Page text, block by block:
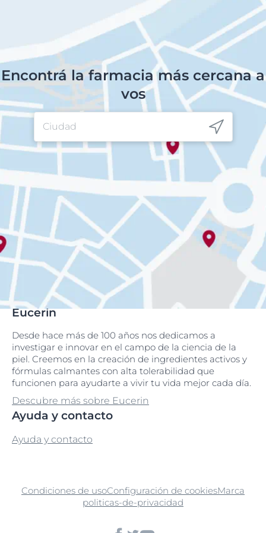
Encontrá la farmacia más cercana a
vos
Eucerin
Desde hace más de 100 años nos dedicamos a
investigar e innovar en el campo de la ciencia de la
piel. Creemos en la creación de ingredientes activos y
fórmulas calmantes con alta tolerabilidad que
funcionen para ayudarte a vivir tu vida mejor cada día.
Descubre más sobre Eucerin
Ayuda y contacto
Ayuda y contacto
Condiciones de usoConfiguración de cookiesMarca
politicas-de-privacidad